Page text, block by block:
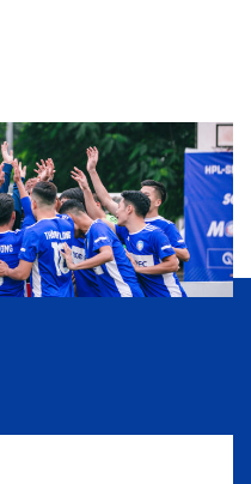
U21 MOBI FC các thí sinh